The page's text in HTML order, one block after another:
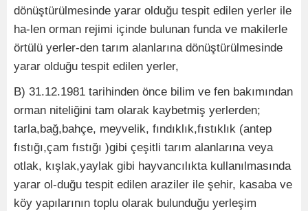
dönüştürülmesinde yarar olduğu tespit edilen yerler ile
ha-len orman rejimi içinde bulunan funda ve makilerle
örtülü yerler-den tarım alanlarına dönüştürülmesinde
yarar olduğu tespit edilen yerler,
B) 31.12.1981 tarihinden önce bilim ve fen bakımından
orman niteliğini tam olarak kaybetmiş yerlerden;
tarla,bağ,bahçe, meyvelik, fındıklık,fıstıklık (antep
fıstığı,çam fıstığı )gibi çeşitli tarım alanlarına veya
otlak, kışlak,yaylak gibi hayvancılıkta kullanılmasında
yarar ol-duğu tespit edilen araziler ile şehir, kasaba ve
köy yapılarının toplu olarak bulunduğu yerleşim